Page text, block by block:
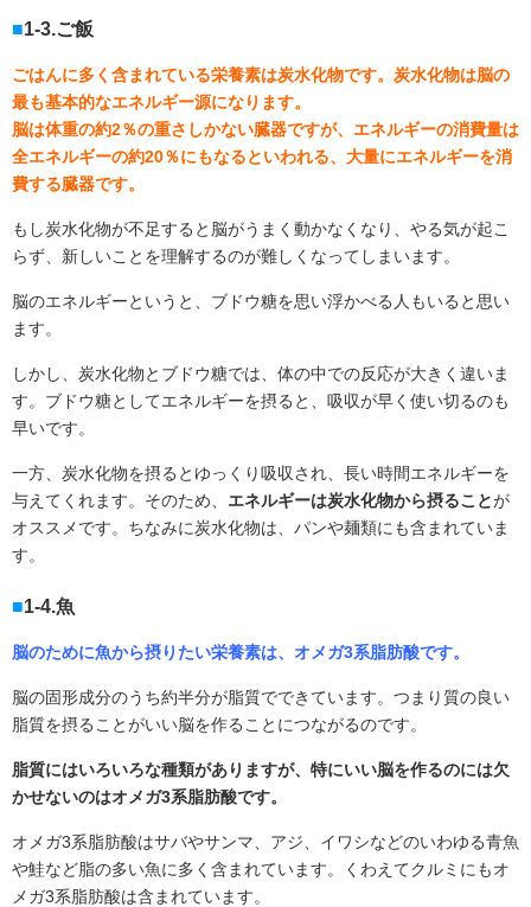
1-3.ご飯
ごはんに多く含まれている栄養素は炭水化物です。炭水化物は脳の
最も基本的なエネルギー源になります。
脳は体重の約2％の重さしかない臓器ですが、エネルギーの消費量は
全エネルギーの約20％にもなるといわれる、大量にエネルギーを消
費する臓器です。
もし炭水化物が不足すると脳がうまく動かなくなり、やる気が起こ
らず、新しいことを理解するのが難しくなってしまいます。
脳のエネルギーというと、ブドウ糖を思い浮かべる人もいると思い
ます。
しかし、炭水化物とブドウ糖では、体の中での反応が大きく違いま
す。ブドウ糖としてエネルギーを摂ると、吸収が早く使い切るのも
早いです。
一方、炭水化物を摂るとゆっくり吸収され、長い時間エネルギーを
与えてくれます。そのため、 エネルギーは炭水化物から摂ることが
オススメです。ちなみに炭水化物は、パンや麺類にも含まれていま
す。
1-4.魚
脳のために魚から摂りたい栄養素は、オメガ3系脂肪酸です。
脳の固形成分のうち約半分が脂質でできています。つまり質の良い
脂質を摂ることがいい脳を作ることにつながるのです。
脂質にはいろいろな種類がありますが、特にいい脳を作るのには欠
かせないのはオメガ3系脂肪酸です。
オメガ3系脂肪酸はサバやサンマ、アジ、イワシなどのいわゆる青魚
や鮭など脂の多い魚に多く含まれています。くわえてクルミにもオ
メガ3系脂肪酸は含まれています。